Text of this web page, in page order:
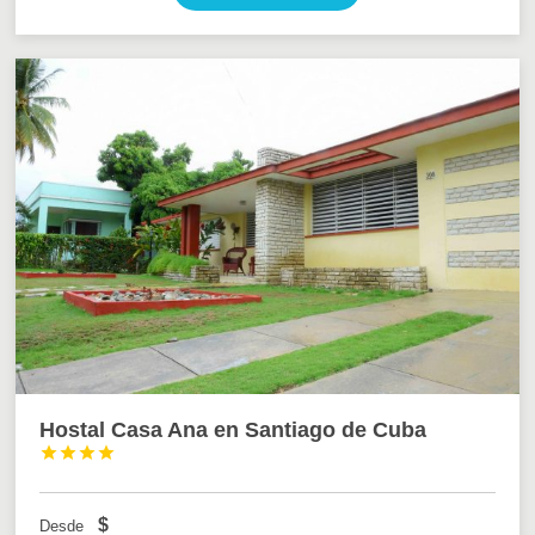
Hostal Casa Ana en Santiago de Cuba




Desde $